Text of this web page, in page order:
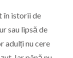
în istorii de
sau lipsă de
adulți nu cere